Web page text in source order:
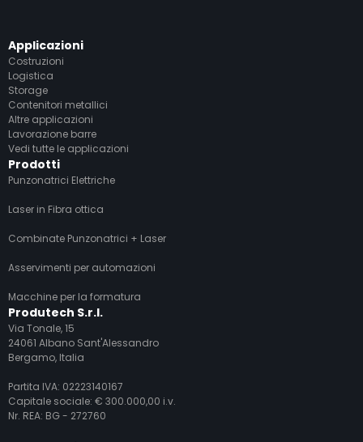
Produtech S.r.l.
Via Tonale, 15
24061 Albano Sant'Alessandro
Bergamo, Italia
Partita IVA: 02223140167
Capitale sociale: € 300.000,00 i.v.
Nr. REA: BG - 272760
Prodotti
Punzonatrici Elettriche
Laser in Fibra ottica
Combinate Punzonatrici + Laser
Asservimenti per automazioni
Macchine per la formatura
Applicazioni
Costruzioni
Logistica
Storage
Contenitori metallici
Altre applicazioni
Lavorazione barre
Vedi tutte le applicazioni